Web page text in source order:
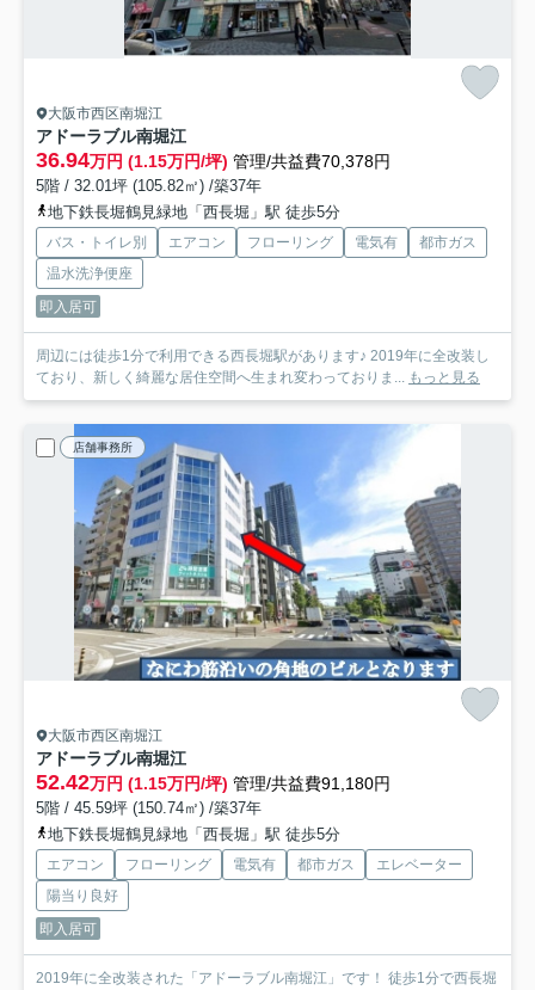
大阪市西区南堀江
アドーラブル南堀江
36.94万円 (1.15万円/坪) 管理/共益費70,378円
5階 / 32.01坪 (105.82㎡) /築37年
地下鉄長堀鶴見緑地「西長堀」駅 徒歩5分
バス・トイレ別 エアコン フローリング 電気有
都市ガス
温水洗浄便座
即入居可
周辺には徒歩1分で利用できる西長堀駅があります♪ 2019年に全改装し
ており、新しく綺麗な居住空間へ生まれ変わっておりま... もっと見る
店舗事務所
大阪市西区南堀江
アドーラブル南堀江
52.42万円 (1.15万円/坪) 管理/共益費91,180円
5階 / 45.59坪 (150.74㎡) /築37年
地下鉄長堀鶴見緑地「西長堀」駅 徒歩5分
エアコン フローリング 電気有 都市ガス
エレベーター
陽当り良好
即入居可
2019年に全改装された「アドーラブル南堀江」です！ 徒歩1分で西長堀